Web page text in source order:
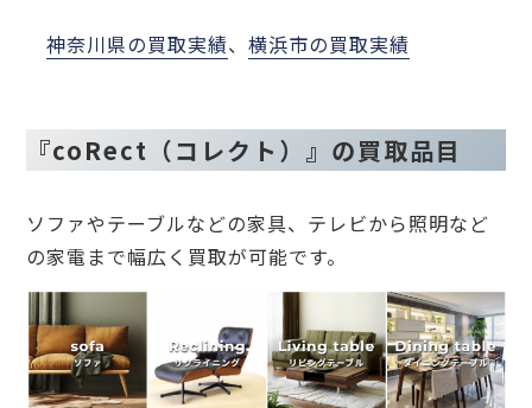
神奈川県の買取実績、横浜市の買取実績
『coRect（コレクト）』の買取品目
ソファやテーブルなどの家具、テレビから照明など
の家電まで幅広く買取が可能です。